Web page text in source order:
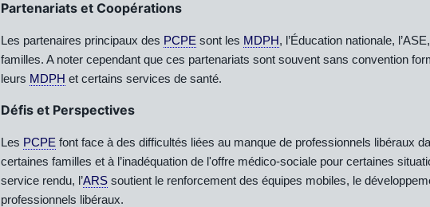
Partenariats et Coopérations
Les partenaires principaux des PCPE sont les MDPH, l’Éducation nationale,
familles. A noter cependant que ces partenariats sont souvent sans convention
leurs MDPH et certains services de santé.
Défis et Perspectives
Les PCPE font face à des difficultés liées au manque de professionnels libéraux
certaines familles et à l’inadéquation de l'offre médico-sociale pour certaines
service rendu, l’ARS soutient le renforcement des équipes mobiles, le
professionnels libéraux.